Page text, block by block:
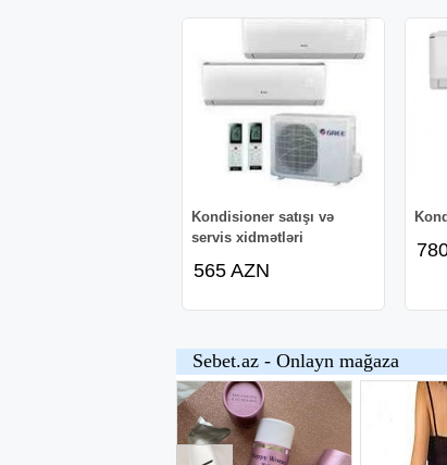
Kondisioner satışı və
servis xidmətləri
565 AZN